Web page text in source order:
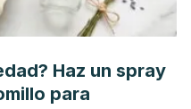
A. (2014). Antimicrobial
of Essential Oil Research.
Haz un spray
para